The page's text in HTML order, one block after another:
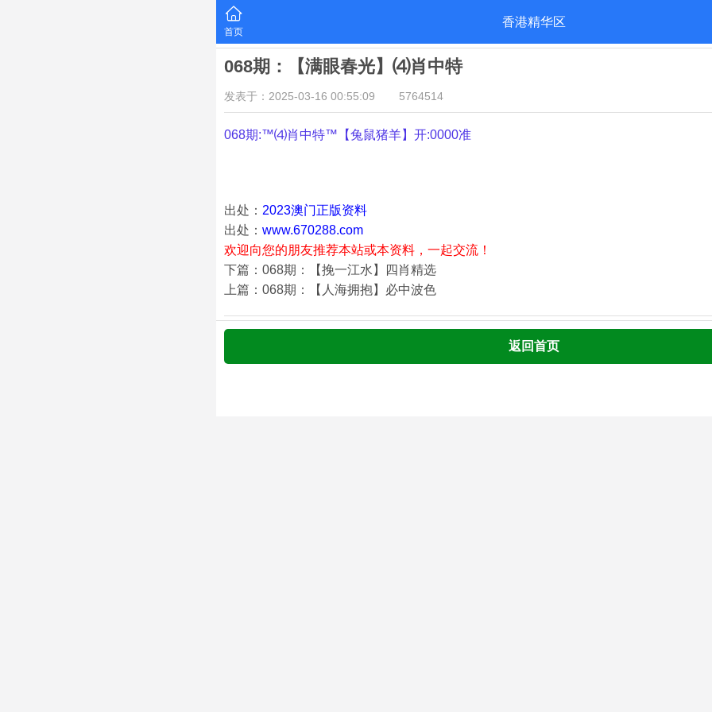
首页
香港精华区
068期：【满眼春光】⑷肖中特
发表于：2025-03-16 00:55:09 5764514
068期:™⑷肖中特™【兔鼠猪羊】开:0000准
出处： 2023澳门正版资料
出处： www.670288.com
欢迎向您的朋友推荐本站或本资料，一起交流！
下篇：068期：【挽一江水】四肖精选
上篇：068期：【人海拥抱】必中波色
返回首页